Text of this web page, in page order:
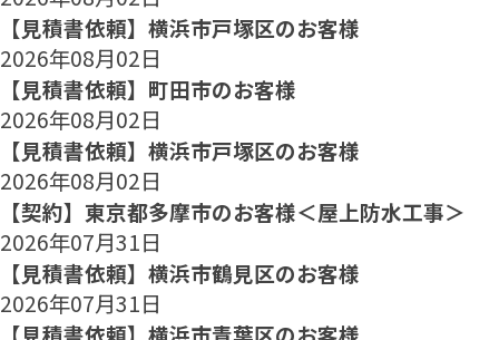
【見積書依頼】横浜市戸塚区のお客様
2026年08月02日
【見積書依頼】町田市のお客様
2026年08月02日
【見積書依頼】横浜市戸塚区のお客様
2026年08月02日
【契約】東京都多摩市のお客様＜屋上防水工事＞
2026年07月31日
【見積書依頼】横浜市鶴見区のお客様
2026年07月31日